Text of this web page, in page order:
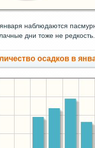
наблюдаются
дни тоже не редкость.
осадков в